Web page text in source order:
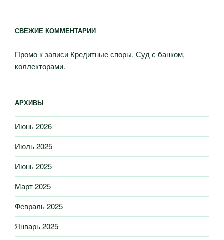
СВЕЖИЕ КОММЕНТАРИИ
Промо к записи Кредитные споры. Суд с банком,
коллекторами.
АРХИВЫ
Июнь 2026
Июль 2025
Июнь 2025
Март 2025
Февраль 2025
Январь 2025